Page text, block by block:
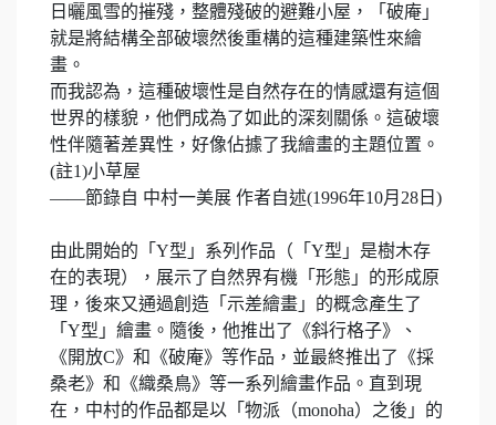
日曬風雪的摧殘，整體殘破的避難小屋，「破庵」
就是將結構全部破壞然後重構的這種建築性來繪
畫。
而我認為，這種破壞性是自然存在的情感還有這個
世界的樣貌，他們成為了如此的深刻關係。這破壞
性伴隨著差異性，好像佔據了我繪畫的主題位置。
(註1)小草屋
——節錄自 中村一美展 作者自述(1996年10月28日)
由此開始的「Y型」系列作品（「Y型」是樹木存
在的表現），展示了自然界有機「形態」的形成原
理，後來又通過創造「示差繪畫」的概念產生了
「Y型」繪畫。隨後，他推出了《斜行格子》、
《開放C》和《破庵》等作品，並最終推出了《採
桑老》和《織桑鳥》等一系列繪畫作品。直到現
在，中村的作品都是以「物派（monoha）之後」的